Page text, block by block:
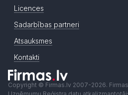
Licences
Sadarbības partneri
Atsauksmes
Kontakti
Copyright © Firmas.lv 2007-2026.